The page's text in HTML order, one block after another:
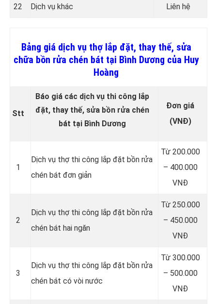
22 Dịch vụ khác Liên hệ
Bảng giá dịch vụ thợ lắp đặt, thay thế, sửa
chữa bồn rửa chén bát tại Bình Dương của Huy
Hoàng
Stt
Báo giá các dịch vụ thi công lắp
đặt, thay thế, sửa bồn rửa chén
bát tại Bình Dương
Đơn giá
(VNĐ)
1
Dịch vụ thợ thi công lắp đặt bồn rửa
chén bát đơn giản
Từ 200.000
– 400.000
VNĐ
2
Dịch vụ thợ thi công lắp đặt bồn rửa
chén bát hai ngăn
Từ 250.000
– 450.000
VNĐ
3
Dịch vụ thợ thi công lắp đặt bồn rửa
chén bát có vòi nước
Từ 300.000
– 500.000
VNĐ